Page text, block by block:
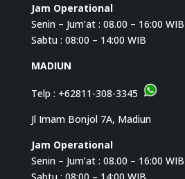
Jam Operational
Senin – Jum’at : 08.00 – 16:00 WIB
Sabtu : 08:00 – 14:00 WIB
MADIUN
Telp : +62811-308-3345
Jl Imam Bonjol 7A, Madiun
Jam Operational
Senin – Jum’at : 08.00 – 16:00 WIB